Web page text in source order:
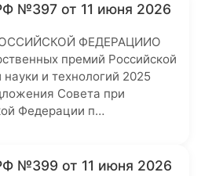
№397 от 11 июня 2026
ФЕДЕРАЦИИО
премий Российской
и технологий 2025
Совета при
Федерации п…
№399 от 11 июня 2026